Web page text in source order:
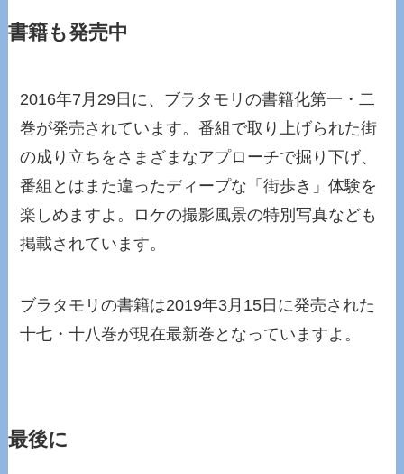
書籍も発売中
2016年7月29日に、ブラタモリの書籍化第一・二
巻が発売されています。番組で取り上げられた街
の成り立ちをさまざまなアプローチで掘り下げ、
番組とはまた違ったディープな「街歩き」体験を
楽しめますよ。ロケの撮影風景の特別写真なども
掲載されています。
ブラタモリの書籍は2019年3月15日に発売された
十七・十八巻が現在最新巻となっていますよ。
最後に